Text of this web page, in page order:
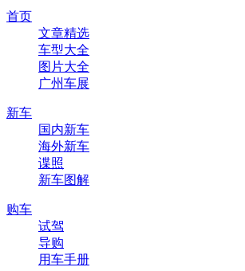
首页
文章精选
车型大全
图片大全
广州车展
新车
国内新车
海外新车
谍照
新车图解
购车
试驾
导购
用车手册